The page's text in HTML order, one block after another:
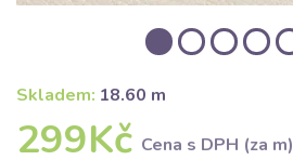
Skladem: 18.60 m
299Kč Cena s DPH (za m)